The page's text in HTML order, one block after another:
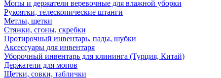
Мопы и держатели веревочные для влажной уборки
Рукоятки, телескопические штанги
Метлы, щетки
Стяжки, сгоны, скребки
Протирочный инвентарь, пады, шубки
Аксессуары для инвентаря
Уборочный инвентарь для клининга (Турция, Китай)
Держатели для мопов
Щетки, совки, таблички